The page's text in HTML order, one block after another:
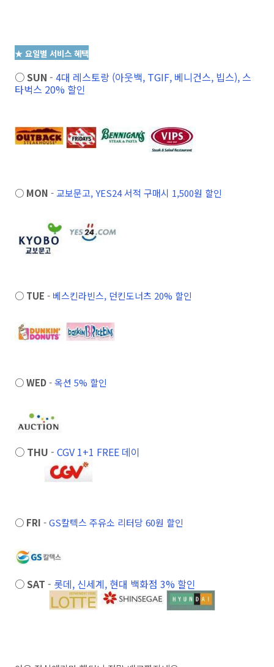
★ 요일별 서비스 혜택
○ SUN - 4대 레스토랑 (아웃백, TGIF, 베니건스, 빕스), 스
타벅스 20% 할인
○ MON -교보문고, YES24 서적 구매시 1,500원 할인
○ TUE - 베스킨라빈스, 던킨도너츠 20% 할인
○ WED-옥션 5% 할인
○ THU - CGV 1+1 FREE 데이
○ FRI -GS칼텍스 주유소 리터당 60원 할인
○ SAT - 롯데, 신세계, 현대 백화점 3% 할인